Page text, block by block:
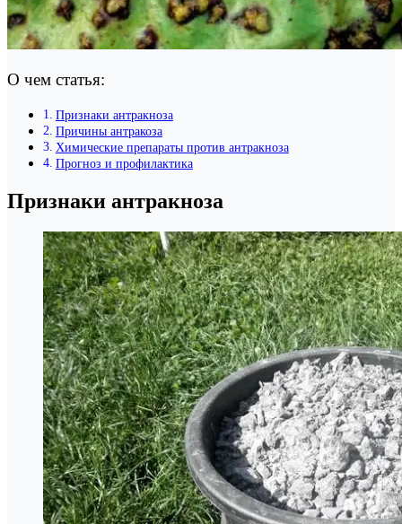
О чем статья:
Признаки антракноза
Причины антракоза
Химические препараты против антракноза
Прогноз и профилактика
Признаки антракноза